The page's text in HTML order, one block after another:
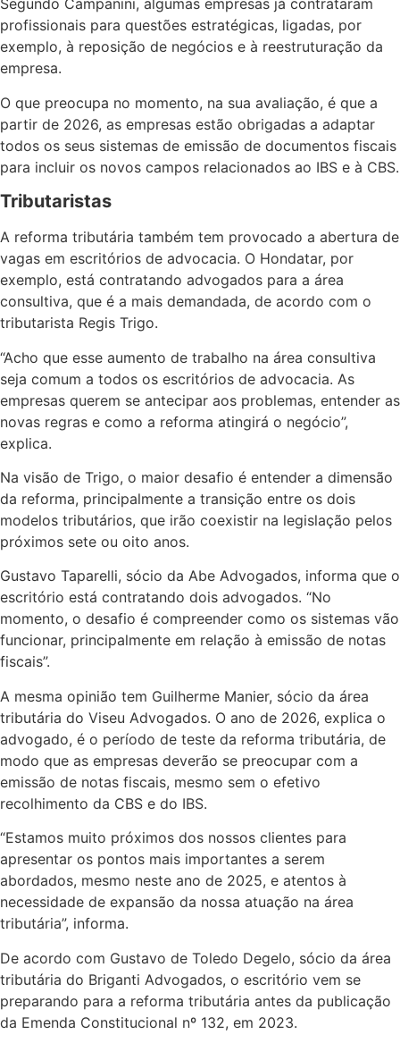
Segundo Campanini, algumas empresas já contrataram
profissionais para questões estratégicas, ligadas, por
exemplo, à reposição de negócios e à reestruturação da
empresa.
O que preocupa no momento, na sua avaliação, é que a
partir de 2026, as empresas estão obrigadas a adaptar
todos os seus sistemas de emissão de documentos fiscais
para incluir os novos campos relacionados ao IBS e à CBS.
Tributaristas
A reforma tributária também tem provocado a abertura de
vagas em escritórios de advocacia. O Hondatar, por
exemplo, está contratando advogados para a área
consultiva, que é a mais demandada, de acordo com o
tributarista Regis Trigo.
“Acho que esse aumento de trabalho na área consultiva
seja comum a todos os escritórios de advocacia. As
empresas querem se antecipar aos problemas, entender as
novas regras e como a reforma atingirá o negócio”,
explica.
Na visão de Trigo, o maior desafio é entender a dimensão
da reforma, principalmente a transição entre os dois
modelos tributários, que irão coexistir na legislação pelos
próximos sete ou oito anos.
Gustavo Taparelli, sócio da Abe Advogados, informa que o
escritório está contratando dois advogados. “No
momento, o desafio é compreender como os sistemas vão
funcionar, principalmente em relação à emissão de notas
fiscais”.
A mesma opinião tem Guilherme Manier, sócio da área
tributária do Viseu Advogados. O ano de 2026, explica o
advogado, é o período de teste da reforma tributária, de
modo que as empresas deverão se preocupar com a
emissão de notas fiscais, mesmo sem o efetivo
recolhimento da CBS e do IBS.
“Estamos muito próximos dos nossos clientes para
apresentar os pontos mais importantes a serem
abordados, mesmo neste ano de 2025, e atentos à
necessidade de expansão da nossa atuação na área
tributária”, informa.
De acordo com Gustavo de Toledo Degelo, sócio da área
tributária do Briganti Advogados, o escritório vem se
preparando para a reforma tributária antes da publicação
da Emenda Constitucional nº 132, em 2023.